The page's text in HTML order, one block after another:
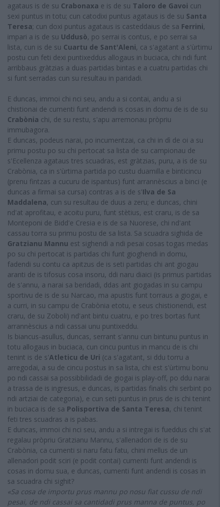
agataus is de su Crabonaxa e is de su Taloro de Gavoi cun
sexi puntus in totu; cun catodixi puntus agataus is de su Santa
Teresa; cun doxi puntus agataus is casteddaius de sa Ferrini,
impari a is de su Uddusò, po serrai is contus, e po serrai sa
lista, cun is de su Cuartu de Sant'Aleni, ca s'agatant a s'ùrtimu
postu cun feti dexi puntixeddus allogaus in buciaca, chi ndi funt
arribbaus gràtzias a duas partidas bintas e a cuatru partidas chi
si funt serradas cun su resultau in paridadi.
E duncas, immoi chi nci seu, andu a si contai, andu a si
chistionai de cumenti funt andendi is cosas in domu de is de su
Crabònia chi, de su restu, s'apu arremonau pròpriu
immubagora.
E duncas, podeus narai, po incumentzai, ca chi in dì de oi a su
primu postu po su chi pertocat sa lista de su campionau de
s'Ecellenza agataus tres scuadras, est gràtzias, puru, a is de su
Crabònia, ca in s'ùrtima partida po custu duamilla e binticincu
(prenu fintzas a cucuru de ispantus) funt arrannèscius a binci (e
duncas a firmai sa cursa) contras a is de s'Ilva de Sa
Maddalena, cun su resultau de duus a zeru; e duncas, chini
nd'at aprofitau, e acoitu puru, funt stètius, est craru, is de sa
Monteponi de Bidd'e Cresia e is de sa Nuorese, chi nd'ant
cassau torra su primu postu de sa lista. Sa scuadra sighida de
Gratzianu Mannu est sighendi a ndi pesai cosas togas medas
po su chi pertocat is partidas chi funt gioghendi in domu,
fadendi su contu ca apitzus de is seti partidas chi ant giogau
aranti de is tifosus cosa insoru, ddi naru diaici (is primus partidas
de s'annu, a narai sa beridadi, ddas ant giogadas in su campu
sportivu de is de su Narcao, ma apustis funt torraus a giogai, e
a curri, in su campu de Crabònia etotu, e seus chistionendi, est
craru, de su Zoboli) nd'ant bintu cuatru, e po tres bortas funt
arrannèscius a ndi cassai unu puntixeddu.
Is biancus-asullus, duncas, serrant s'annu cun bintunu puntus in
totu allogaus in buciaca, cun cincu puntus in mancu de is chi
tenint is de s'Atleticu de Uri (ca s'agatant, si ddu torru a
arregodai, a su de cincu postus in sa lista, chi est s'ùrtimu bonu
po ndi cassai sa possibbilidadi de giogai is play-off, po ddu narai
a trassa de is ingresus, e duncas, is partidas finalis chi serbint po
ndi artziai de categoria), e cun seti puntus in prus de is chi tenint
in buciaca is de sa Polisportiva de Santa Teresa, chi tenint
feti tres scuadras a is pabas.
E duncas, immoi chi nci seu, andu a si intregai is fueddus chi s'at
regalau pròpriu Gratzianu Mannu, s'allenadori de is de su
Crabònia, ca cumenti si naru fatu fatu, chini mellus de un
allenadori podit sciri (e podit contai) cumenti funt andendi is
cosas in domu sua, e duncas, cumenti funt andendi is cosas in
sa scuadra chi sighit?
«Sa cosa de importu prus mannu po nosu fiat cussu de ndi
pesai, de ndi cassai sa cantidadi prus manna de puntus, po